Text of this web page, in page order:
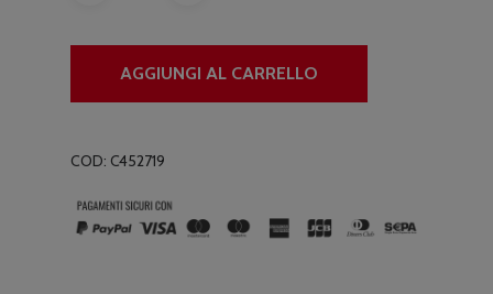
AGGIUNGI AL CARRELLO
COD: C452719